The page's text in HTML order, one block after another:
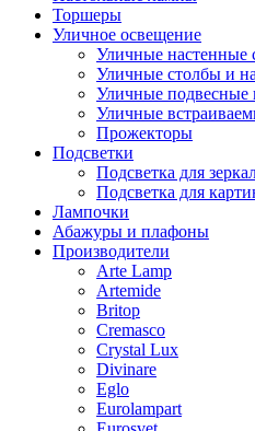
Торшеры
Уличное освещение
Уличные настенные
Уличные столбы и
Уличные подвесные
Уличные
Прожекторы
Подсветки
Подсветка для
Подсветка для
Лампочки
Абажуры и плафоны
Производители
Arte Lamp
Artemide
Britop
Cremasco
Crystal Lux
Divinare
Eglo
Eurolampart